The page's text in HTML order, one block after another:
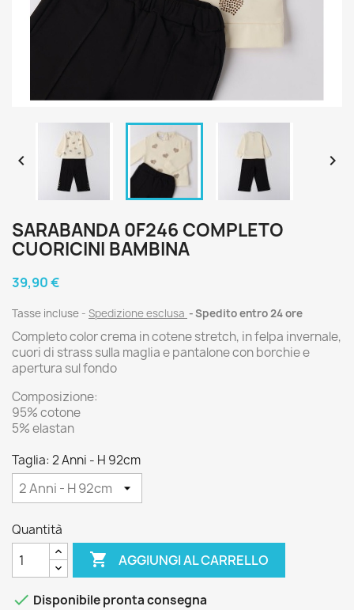
 
SARABANDA 0F246 COMPLETO
CUORICINI BAMBINA
39,90 €
Tasse incluse Spedizione esclusa Spedito entro 24 ore
Completo color crema in cotene stretch, in felpa invernale,
cuori di strass sulla maglia e pantalone con borchie e
apertura sul fondo
Composizione:
95% cotone
5% elastan
Taglia: 2 Anni - H 92cm
Quantità
 AGGIUNGI AL CARRELLO
 Disponibile pronta consegna